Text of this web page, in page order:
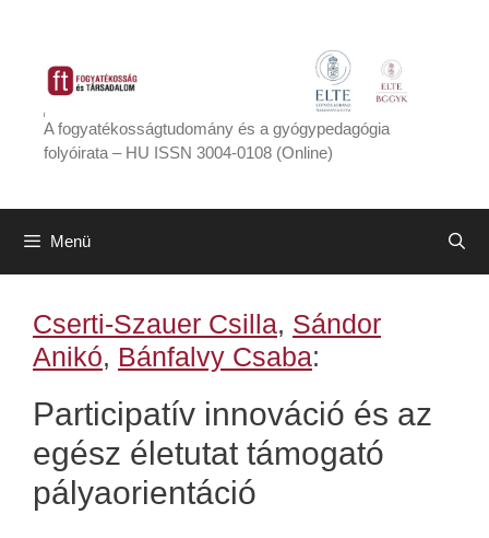
tartalomba
A fogyatékosságtudomány és a gyógypedagógia
folyóirata – HU ISSN 3004-0108 (Online)
Menü
Cserti-Szauer Csilla, Sándor
Anikó, Bánfalvy Csaba:
Participatív innováció és az
egész életutat támogató
pályaorientáció